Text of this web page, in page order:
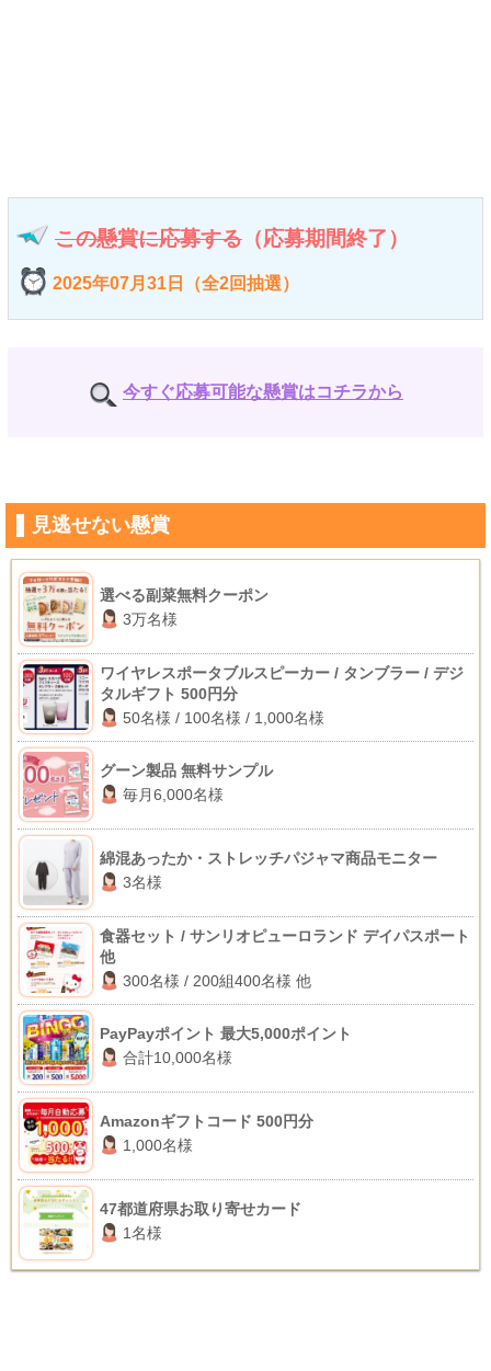
この懸賞に応募する （応募期間終了）
2025年07月31日（全2回抽選）
今すぐ応募可能な懸賞はコチラから
見逃せない懸賞
選べる副菜無料クーポン
3万名様
ワイヤレスポータブルスピーカー / タンブラー / デジ
タルギフト 500円分
50名様 / 100名様 / 1,000名様
グーン製品 無料サンプル
毎月6,000名様
綿混あったか・ストレッチパジャマ商品モニター
3名様
食器セット / サンリオピューロランド デイパスポート
他
300名様 / 200組400名様 他
PayPayポイント 最大5,000ポイント
合計10,000名様
Amazonギフトコード 500円分
1,000名様
47都道府県お取り寄せカード
1名様